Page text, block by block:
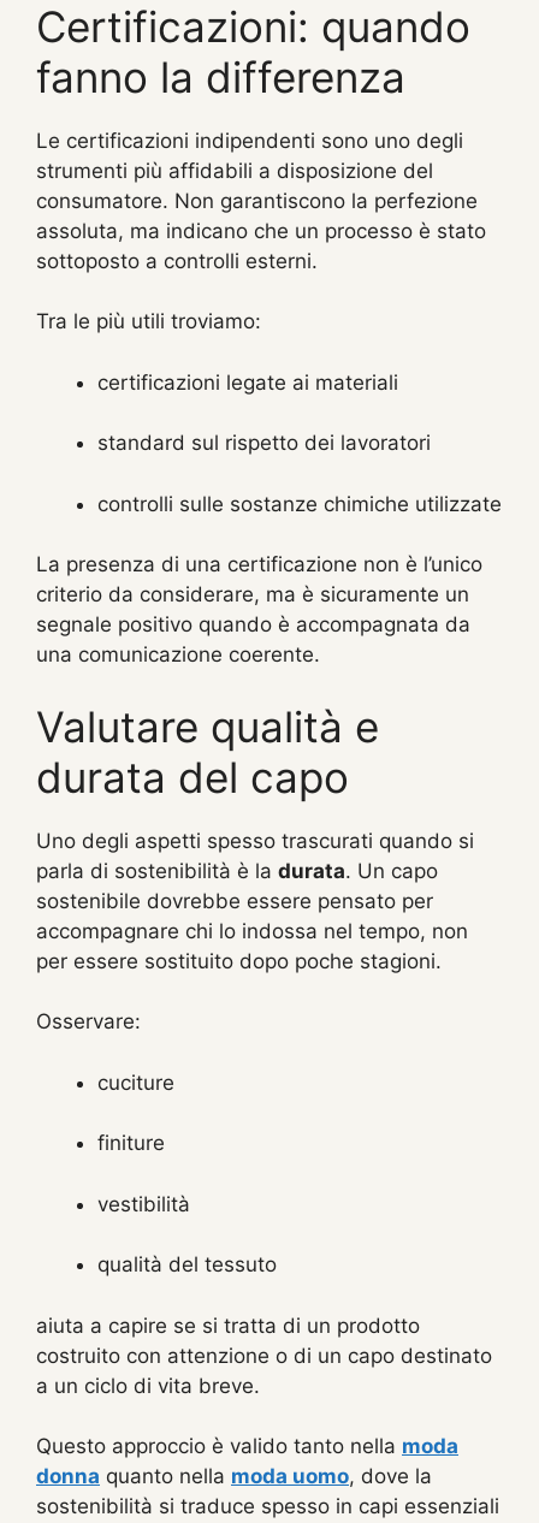
Certificazioni: quando
fanno la differenza
Le certificazioni indipendenti sono uno degli
strumenti più affidabili a disposizione del
consumatore. Non garantiscono la perfezione
assoluta, ma indicano che un processo è stato
sottoposto a controlli esterni.
Tra le più utili troviamo:
certificazioni legate ai materiali
standard sul rispetto dei lavoratori
controlli sulle sostanze chimiche utilizzate
La presenza di una certificazione non è l’unico
criterio da considerare, ma è sicuramente un
segnale positivo quando è accompagnata da
una comunicazione coerente.
Valutare qualità e
durata del capo
Uno degli aspetti spesso trascurati quando si
parla di sostenibilità è la durata. Un capo
sostenibile dovrebbe essere pensato per
accompagnare chi lo indossa nel tempo, non
per essere sostituito dopo poche stagioni.
Osservare:
cuciture
finiture
vestibilità
qualità del tessuto
aiuta a capire se si tratta di un prodotto
costruito con attenzione o di un capo destinato
a un ciclo di vita breve.
Questo approccio è valido tanto nella moda
donna quanto nella moda uomo, dove la
sostenibilità si traduce spesso in capi essenziali